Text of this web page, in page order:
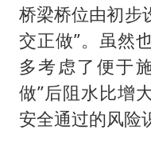
桥梁桥位由初步
交正做”。虽然
多考虑了便于
做”后阻水比增
安全通过的风险